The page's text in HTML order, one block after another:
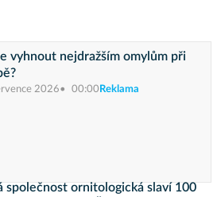
vyhnout nejdražším omylům při
2026 00:00 Reklama
společnost ornitologická slaví 100